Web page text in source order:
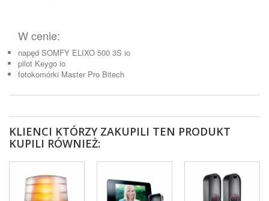
W cenie:
napęd SOMFY ELIXO 500 3S io
pilot Keygo io
fotokomórki Master Pro Bitech
KLIENCI KTÓRZY ZAKUPILI TEN PRODUKT
KUPILI RÓWNIEŻ: